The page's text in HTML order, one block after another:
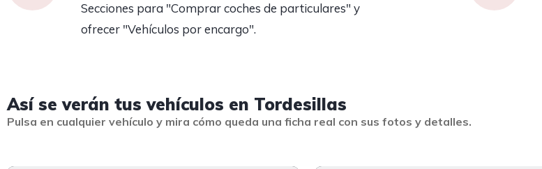
Secciones para "Comprar coches de particulares" y
ofrecer "Vehículos por encargo".
Así se verán tus vehículos en Tordesillas
Pulsa en cualquier vehículo y mira cómo queda una ficha real con sus fotos y detalles.